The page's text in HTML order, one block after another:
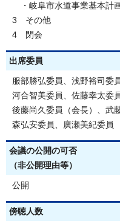
・岐阜市水道事業基本計
3 その他
4 閉会
出席委員
服部勝弘委員、浅野裕司委
河合智美委員、佐藤幸太委員
後藤尚久委員（会長）、武
森弘安委員、廣瀬美紀委員
会議の公開の可否
（非公開理由等）
公開
傍聴人数